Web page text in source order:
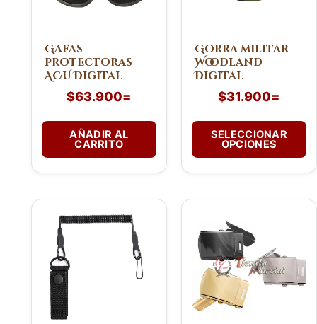
Gafas
protectoras
ACU Digital
$63.900=
AÑADIR AL
CARRITO
Gorra militar
Woodland
Digital
$31.900=
SELECCIONAR
OPCIONES
pueden
elegir
en
producto